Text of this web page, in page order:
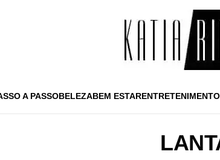
A PASSOBELEZABEM ESTARENTRETENIMENTO